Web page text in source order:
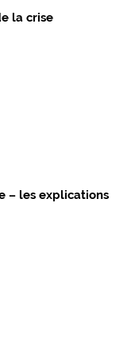
la crise
– les explications